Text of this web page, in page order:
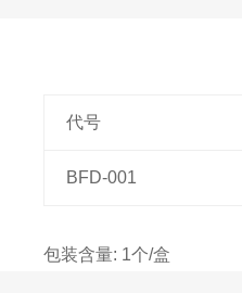
代号
BFD-001
包装含量: 1个/盒